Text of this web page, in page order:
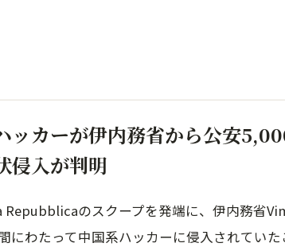
ッカーが伊内務省から公安
侵入が判明
Repubblicaのスクープを発端に、伊内務省
にわたって中国系ハッカーに侵入されてい